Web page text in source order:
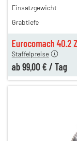
Eurocomach 40.2
182,00 €
143,00 €
Staffelpreise
ab 99,00 € / Tag
Einsatzgewicht
Grabtiefe